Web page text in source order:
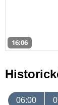
16:06
06:00